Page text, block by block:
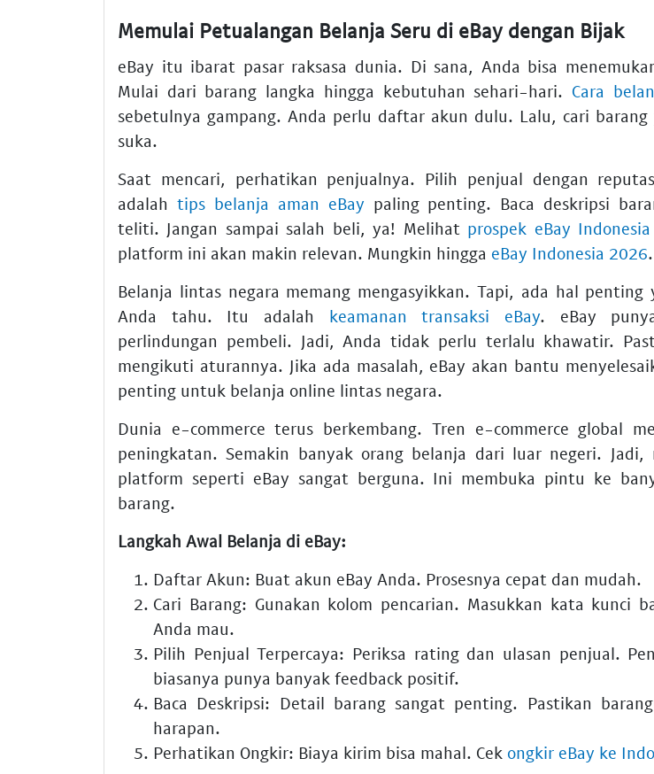
Memulai Petualangan Belanja Seru di eBay dengan Bijak
eBay itu ibarat pasar raksasa dunia. Di sana, Anda bisa
Mulai dari barang langka hingga kebutuhan sehari-hari. Cara
sebetulnya gampang. Anda perlu daftar akun dulu. Lalu, cari barang
suka.
Saat mencari, perhatikan penjualnya. Pilih penjual dengan
adalah tips belanja aman eBay paling penting. Baca deskripsi
teliti. Jangan sampai salah beli, ya! Melihat prospek eBay Indonesia
platform ini akan makin relevan. Mungkin hingga eBay Indonesia 2026.
Belanja lintas negara memang mengasyikkan. Tapi, ada hal penting
Anda tahu. Itu adalah keamanan transaksi eBay. eBay
perlindungan pembeli. Jadi, Anda tidak perlu terlalu khawatir.
mengikuti aturannya. Jika ada masalah, eBay akan bantu
penting untuk belanja online lintas negara.
Dunia e-commerce terus berkembang. Tren e-commerce global
peningkatan. Semakin banyak orang belanja dari luar negeri. Jadi,
platform seperti eBay sangat berguna. Ini membuka pintu ke
barang.
Langkah Awal Belanja di eBay:
Daftar Akun: Buat akun eBay Anda. Prosesnya cepat dan mudah.
Cari Barang: Gunakan kolom pencarian. Masukkan kata kunci
Anda mau.
Pilih Penjual Terpercaya: Periksa rating dan ulasan penjual.
biasanya punya banyak feedback positif.
Baca Deskripsi: Detail barang sangat penting. Pastikan
harapan.
Perhatikan Ongkir: Biaya kirim bisa mahal. Cek ongkir eBay ke